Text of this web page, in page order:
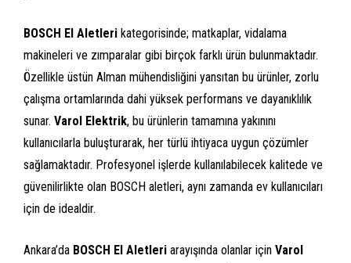
BOSCH El Aletleri kategorisinde; matkaplar, vidalama
makineleri ve zımparalar gibi birçok farklı ürün bulunmaktadır.
Özellikle üstün Alman mühendisliğini yansıtan bu ürünler, zorlu
çalışma ortamlarında dahi yüksek performans ve dayanıklılık
sunar. Varol Elektrik, bu ürünlerin tamamına yakınını
kullanıcılarla buluşturarak, her türlü ihtiyaca uygun çözümler
sağlamaktadır. Profesyonel işlerde kullanılabilecek kalitede ve
güvenilirlikte olan BOSCH aletleri, aynı zamanda ev kullanıcıları
için de idealdir.
Ankara’da BOSCH El Aletleri arayışında olanlar için Varol